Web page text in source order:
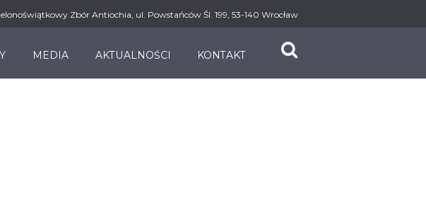
Zbór Antiochia, ul. Powstańców Śl. 199, 53-140 Wrocław
MEDIA AKTUALNOŚCI KONTAKT